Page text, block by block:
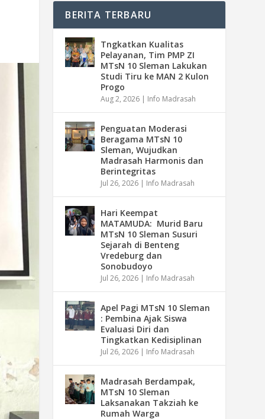
BERITA TERBARU
Tngkatkan Kualitas
Pelayanan, Tim PMP ZI
MTsN 10 Sleman Lakukan
Studi Tiru ke MAN 2 Kulon
Progo
Aug 2, 2026 | Info Madrasah
Penguatan Moderasi
Beragama MTsN 10
Sleman, Wujudkan
Madrasah Harmonis dan
Berintegritas
Jul 26, 2026 | Info Madrasah
Hari Keempat
MATAMUDA: Murid Baru
MTsN 10 Sleman Susuri
Sejarah di Benteng
Vredeburg dan
Sonobudoyo
Jul 26, 2026 | Info Madrasah
Apel Pagi MTsN 10 Sleman
: Pembina Ajak Siswa
Evaluasi Diri dan
Tingkatkan Kedisiplinan
Jul 26, 2026 | Info Madrasah
Madrasah Berdampak,
MTsN 10 Sleman
Laksanakan Takziah ke
Rumah Warga